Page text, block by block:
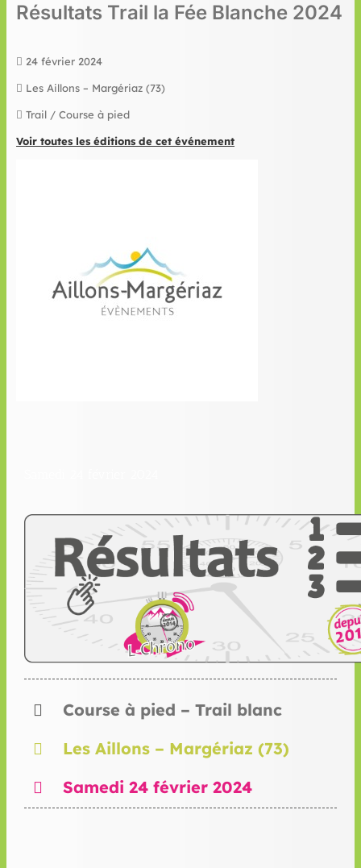
Résultats Trail la Fée Blanche 2024
24 février 2024
Les Aillons – Margériaz (73)
Trail / Course à pied
Voir toutes les éditions de cet événement
Course à pied – Trail blanc
Les Aillons – Margériaz (73)
Samedi 24 février 2024